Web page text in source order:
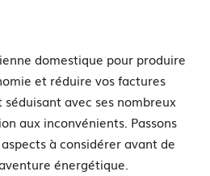
domestique pour produire
et réduire vos factures
séduisant avec ses nombreux
aux inconvénients. Passons
à considérer avant de
énergétique.